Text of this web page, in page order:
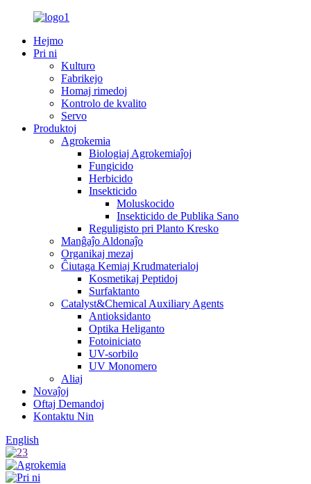
Hejmo
Pri ni
Kulturo
Fabrikejo
Homaj rimedoj
Kontrolo de kvalito
Servo
Produktoj
Agrokemia
Biologiaj Agrokemiaĵoj
Fungicido
Herbicido
Insekticido
Moluskocido
Insekticido de Publika Sano
Reguligisto pri Planto Kresko
Manĝaĵo Aldonaĵo
Organikaj mezaj
Ĉiutaga Kemiaj Krudmaterialoj
Kosmetikaj Peptidoj
Surfaktanto
Catalyst&Chemical Auxiliary Agents
Antioksidanto
Optika Heliganto
Fotoiniciato
UV-sorbilo
UV Monomero
Aliaj
Novaĵoj
Oftaj Demandoj
Kontaktu Nin
English